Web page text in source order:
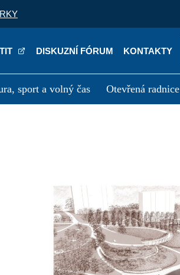
DISKUZNÍ FÓRUM KONTAKTY
sport a volný čas Otevřená radnice